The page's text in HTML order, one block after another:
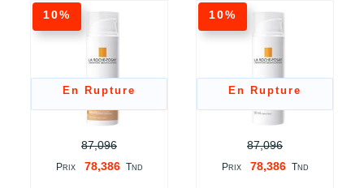
En Rupture
10%
87,096
PRIX 78,386 TND
En Rupture
10%
87,096
PRIX 78,386 TND